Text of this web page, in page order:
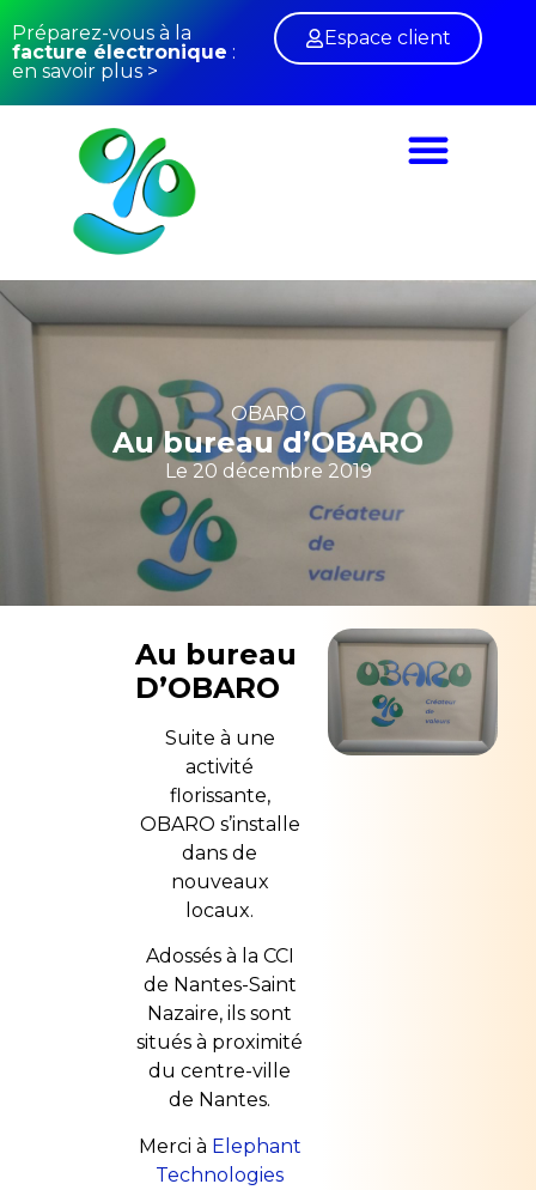
Préparez-vous à la
facture électronique :
en savoir plus >
Espace client
OBARO
Au bureau d’OBARO
Le 20 décembre 2019
Au bureau
D’OBARO
Suite à une
activité
florissante,
OBARO s’installe
dans de
nouveaux
locaux.
Adossés à la CCI
de Nantes-Saint
Nazaire, ils sont
situés à proximité
du centre-ville
de Nantes.
Merci à Elephant
Technologies